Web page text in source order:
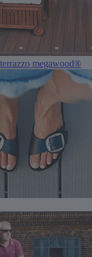
megawood®